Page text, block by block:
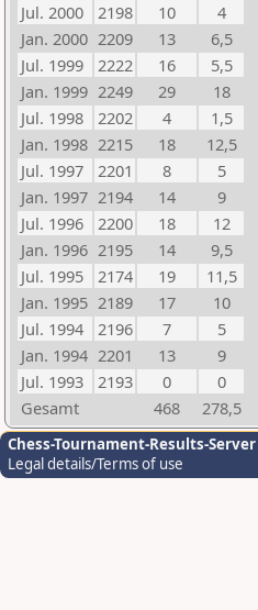
Jul. 2000
2198 10
4
Jan. 2000 2209 13
6,5
Jul. 1999
2222 16
5,5
Jan. 1999 2249 29
18
Jul. 1998
2202 4
1,5
Jan. 1998 2215 18
12,5
Jul. 1997
2201 8
5
Jan. 1997 2194 14
9
Jul. 1996
2200 18
12
Jan. 1996 2195 14
9,5
Jul. 1995
2174 19
11,5
Jan. 1995 2189 17
10
Jul. 1994
2196 7
5
Jan. 1994 2201 13
9
Jul. 1993
2193 0
0
Gesamt
468 278,5
Chess-Tournament-Results-Server
Legal details/Terms of use